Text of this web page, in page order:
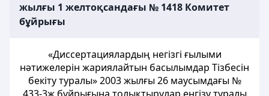
жылғы 1 желтоқсандағы № 1418 Комитет
бұйрығы
«Диссертациялардың негізгі ғылыми
нәтижелерін жариялайтын басылымдар Тізбесін
бекіту туралы» 2003 жылғы 26 маусымдағы №